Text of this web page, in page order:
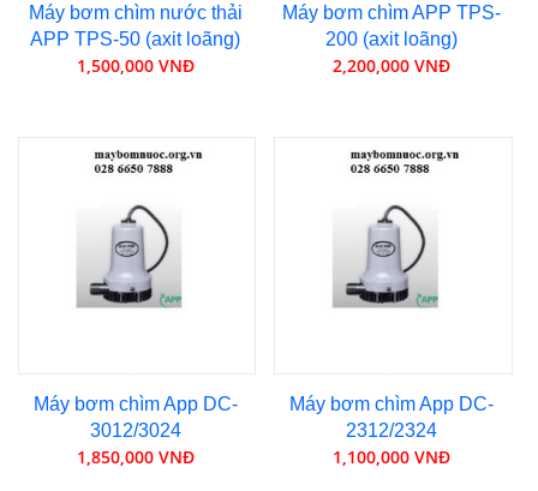
Máy bơm chìm nước thải
APP TPS-50 (axit loãng)
1,500,000 VNĐ
Máy bơm chìm APP TPS-
200 (axit loãng)
2,200,000 VNĐ
Máy bơm chìm App DC-
3012/3024
1,850,000 VNĐ
Máy bơm chìm App DC-
2312/2324
1,100,000 VNĐ